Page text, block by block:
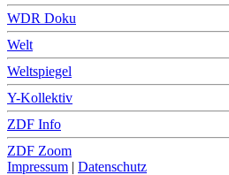
WDR Doku
Welt
Weltspiegel
Y-Kollektiv
ZDF Info
ZDF Zoom
Impressum | Datenschutz